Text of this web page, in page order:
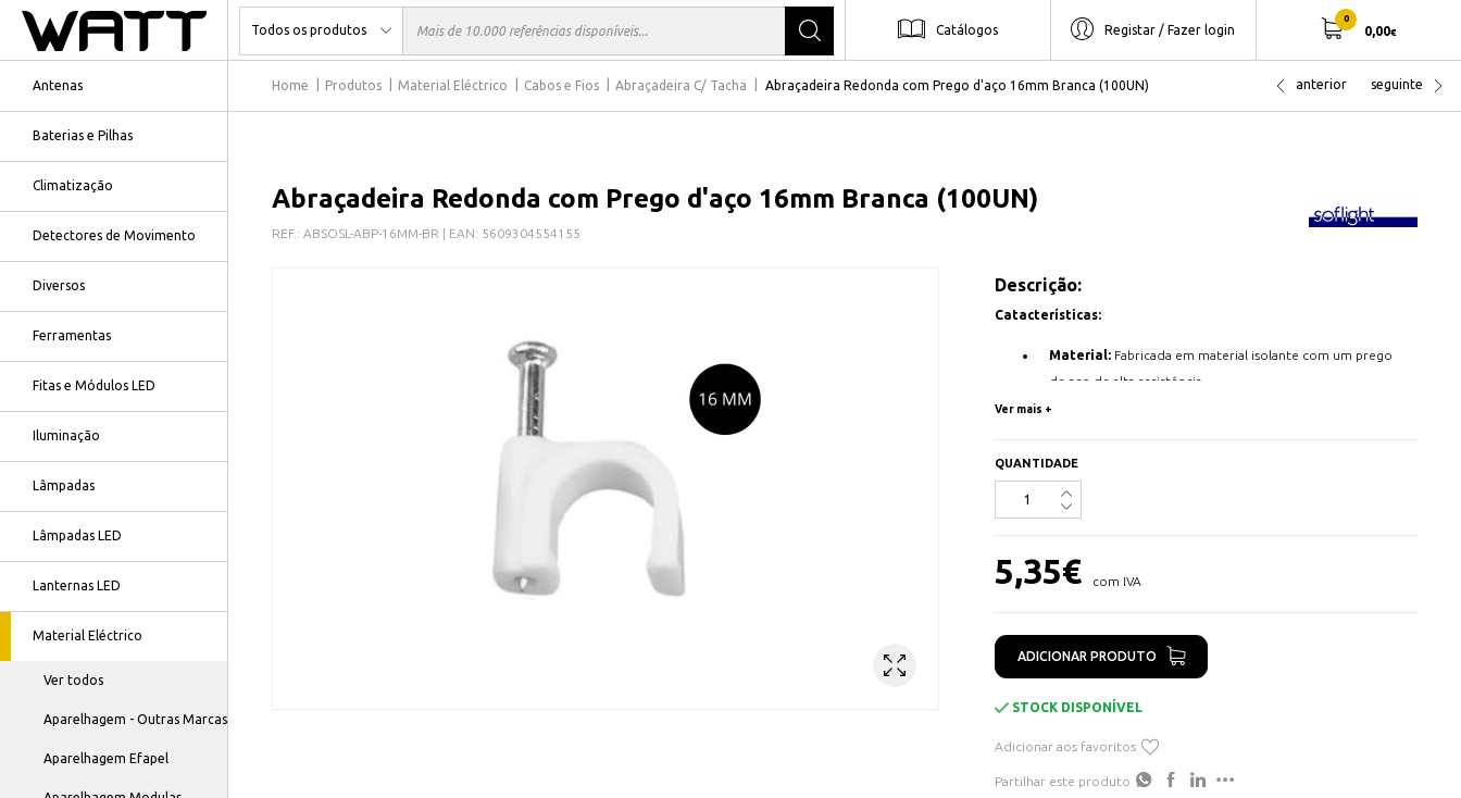
Antenas
Baterias e Pilhas
Climatização
Detectores de Movimento
Diversos
Ferramentas
Fitas e Módulos LED
Iluminação
Lâmpadas
Lâmpadas LED
Lanternas LED
Material Eléctrico
Ver todos
Aparelhagem - Outras Marcas
Aparelhagem Efapel
Catálogos Registar / Fazer login
0
0,00€
Home Produtos Material Eléctrico Cabos e Fios Abraçadeira C/ Tacha Abraçadeira Redonda com Prego d'aço 16mm Branca (100UN) anterior seguinte
Abraçadeira Redonda com Prego d'aço 16mm Branca (100UN)
REF.: ABSOSL-ABP-16MM-BR | EAN: 5609304554155
Descrição:
Catacterísticas:
Material:Fabricada em material isolante com um prego
de aço de alta resistência.
Diâmetros:
Prego de Aço:
madeira, alvenaria e outras superfícies, garantindo uma
Cor:Branca, proporcionando um aspeto discreto e
limpo após a instalação.
canalização, fixação de tubagens e organização de cabos
Embalagem:Fornecido em saco de 100 Unidades.
Durabilidade: Resistente a condições ambientais
Ver mais +
QUANTIDADE
5,35€ com IVA
ADICIONAR PRODUTO
STOCK DISPONÍVEL
Adicionar aos favoritos
Partilhar este produto